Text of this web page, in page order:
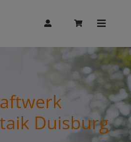
Toggle
Unitree
Duisburg